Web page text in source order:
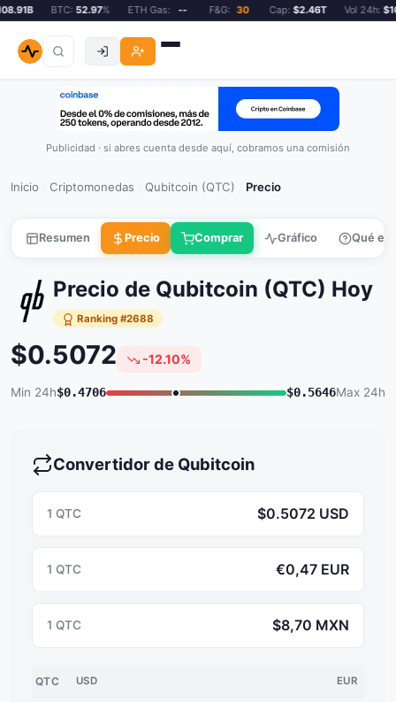
BTC:52.97% ETH Gas: -- F&G: 30 Cap:$2.46T Vol 24h:
Publicidad · si abres cuenta desde aquí, cobramos una comisión
Inicio Criptomonedas Qubitcoin (QTC) Precio
Resumen Precio Comprar Gráfico Qué es
Precio de Qubitcoin (QTC) Hoy
Ranking #2688
$0.5072 -12.10%
Min 24h$0.4706 $0.5646Max 24h
Convertidor de Qubitcoin
1 QTC $0.5072 USD
1 QTC €0,47 EUR
1 QTC $8,70 MXN
QTC USD EUR